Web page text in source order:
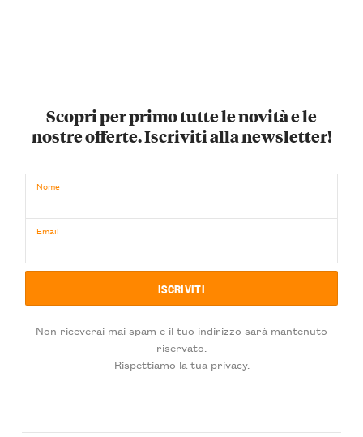
Scopri per primo tutte le novità e le
nostre offerte. Iscriviti alla newsletter!
Nome
Email
Non riceverai mai spam e il tuo indirizzo sarà mantenuto
riservato.
Rispettiamo la tua privacy.